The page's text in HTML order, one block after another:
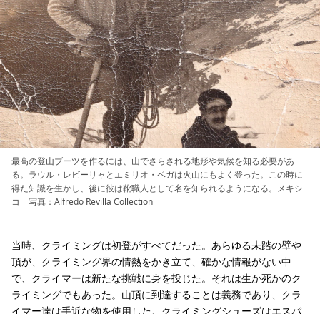
最高の登山ブーツを作るには、山でさらされる地形や気候を知る必要があ
る。ラウル・レビーリャとエミリオ・ベガは火山にもよく登った。この時に
得た知識を生かし、後に彼は靴職人として名を知られるようになる。メキシ
コ 写真：Alfredo Revilla Collection
当時、クライミングは初登がすべてだった。あらゆる未踏の壁や
頂が、クライミング界の情熱をかき立て、確かな情報がない中
で、クライマーは新たな挑戦に身を投じた。それは生か死かのク
ライミングでもあった。山頂に到達することは義務であり、クラ
イマー達は手近な物を使用した。クライミングシューズはエスパ